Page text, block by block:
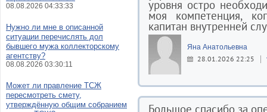
уровня остро
моя компетенция,
капитан внутренней
Яна Анатольевна
28.01.2026 22:25
Большое спасибо за
08.08.2026 04:33:33
Нужно ли мне в описанной
ситуации перечислять дол
бывшего мужа коллекторскому
агентству?
08.08.2026 03:30:11
Может ли правление ТСЖ
пересмотреть смету,
утверждённую общим собранием